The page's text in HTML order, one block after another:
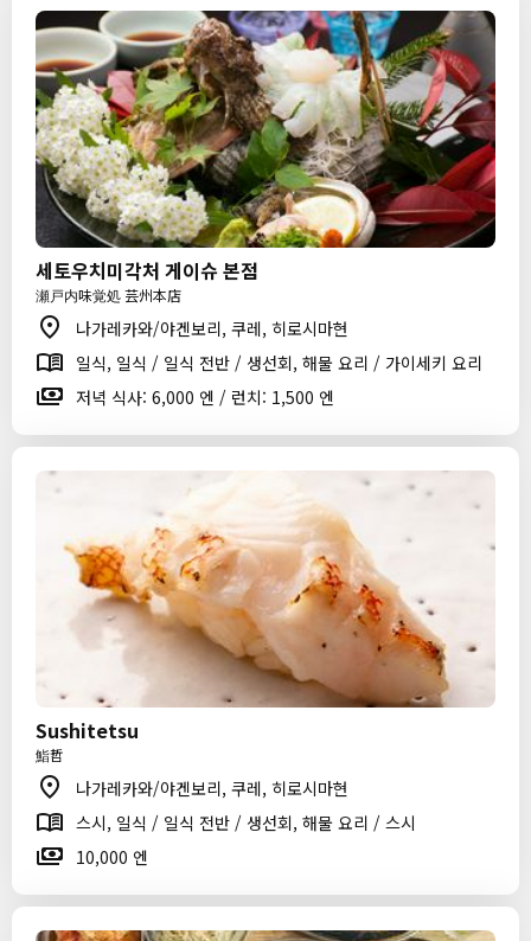
세토우치미각처 게이슈 본점
瀬戸内味覚処 芸州本店
나가레카와/야겐보리, 쿠레, 히로시마현
일식, 일식 / 일식 전반 / 생선회, 해물 요리 / 가이세키 요리
저녁 식사: 6,000 엔 / 런치: 1,500 엔
Sushitetsu
鮨哲
나가레카와/야겐보리, 쿠레, 히로시마현
스시, 일식 / 일식 전반 / 생선회, 해물 요리 / 스시
10,000 엔